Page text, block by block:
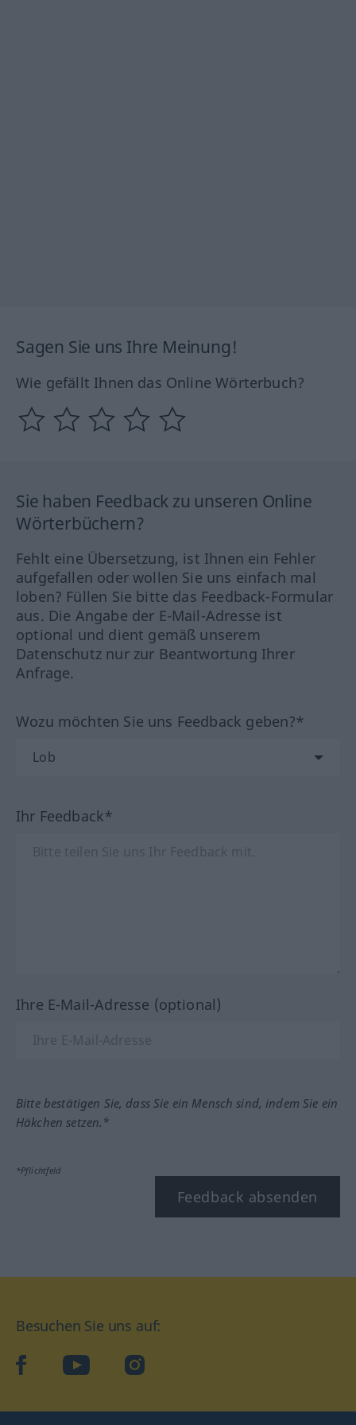
Sagen Sie uns Ihre Meinung!
Wie gefällt Ihnen das Online Wörterbuch?
Sie haben Feedback zu unseren Online
Wörterbüchern?
Fehlt eine Übersetzung, ist Ihnen ein Fehler
aufgefallen oder wollen Sie uns einfach mal
loben? Füllen Sie bitte das Feedback-Formular
aus. Die Angabe der E-Mail-Adresse ist
optional und dient gemäß unserem
Datenschutz nur zur Beantwortung Ihrer
Anfrage.
Wozu möchten Sie uns Feedback geben?*
Ihr Feedback*
Ihre E-Mail-Adresse (optional)
Bitte bestätigen Sie, dass Sie ein Mensch sind, indem Sie ein
Häkchen setzen.*
*Pflichtfeld
Feedback absenden
Besuchen Sie uns auf:
facebookYouTube Instagram